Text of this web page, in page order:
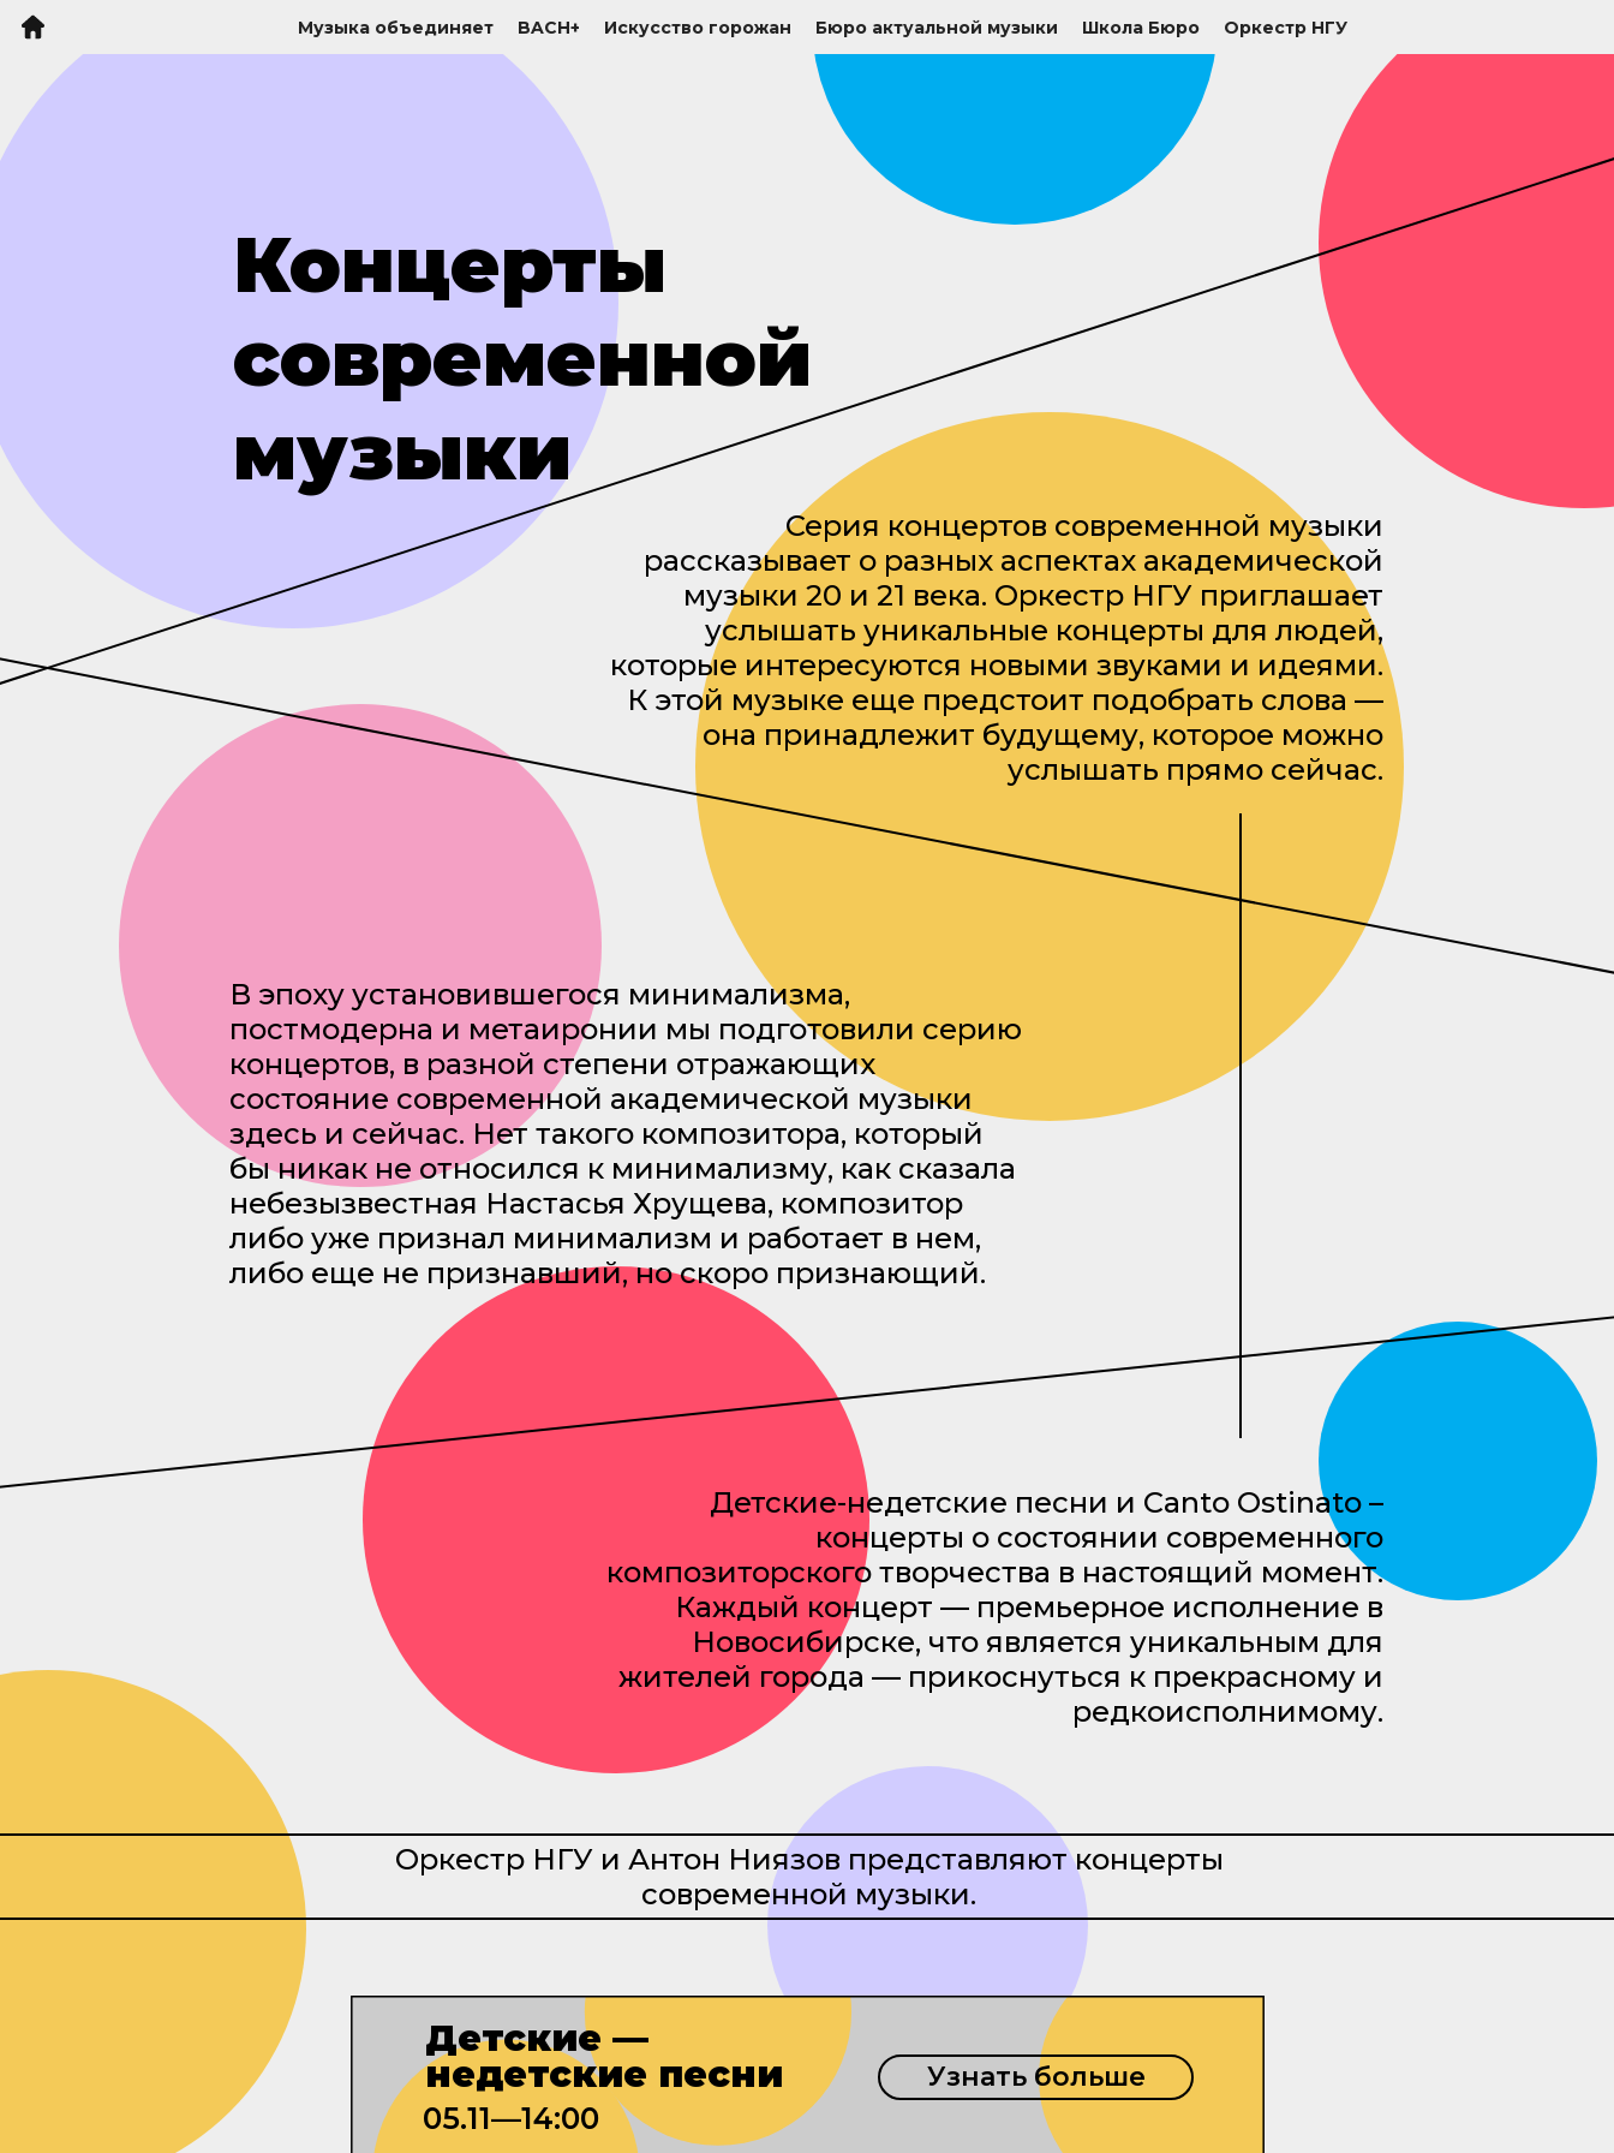
Музыка объединяет BACH+ Искусство горожан Бюро актуальной музыки Школа Бюро Оркестр НГУ
Концерты
современной
музыки
Серия концертов современной музыки
рассказывает о разных аспектах академической
музыки 20 и 21 века. Оркестр НГУ приглашает
услышать уникальные концерты для людей,
которые интересуются новыми звуками и идеями.
К этой музыке еще предстоит подобрать слова —
она принадлежит будущему, которое можно
услышать прямо сейчас.
В эпоху установившегося минимализма,
постмодерна и метаиронии мы подготовили серию
концертов, в разной степени отражающих
состояние современной академической музыки
здесь и сейчас. Нет такого композитора, который
бы никак не относился к минимализму, как сказала
небезызвестная Настасья Хрущева, композитор
либо уже признал минимализм и работает в нем,
либо еще не признавший, но скоро признающий.
Детские-недетские песни и Canto Ostinato –
концерты о состоянии современного
композиторского творчества в настоящий момент.
Каждый концерт — премьерное исполнение в
Новосибирске, что является уникальным для
жителей города — прикоснуться к прекрасному и
редкоисполнимому.
Оркестр НГУ и Антон Ниязов представляют концерты
современной музыки.
Детские —
недетские песни
Узнать больше
05.11—14:00